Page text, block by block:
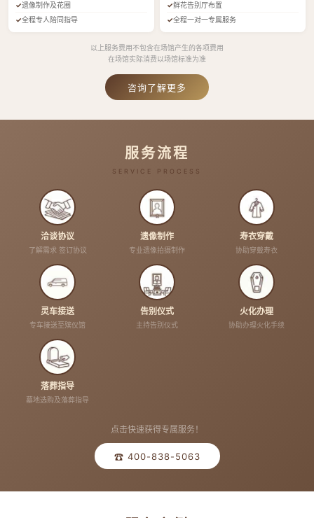
遗像制作及花圈
全程专人陪同指导
鲜花告别厅布置
全程一对一专属服务
以上服务费用不包含在场馆产生的各项费用
在场馆实际消费以场馆标准为准
咨询了解更多
服务流程
SERVICE PROCESS
洽谈协议
了解需求 签订协议
遗像制作
专业遗像拍摄制作
寿衣穿戴
协助穿戴寿衣
灵车接送
专车接送至殡仪馆
告别仪式
主持告别仪式
火化办理
协助办理火化手续
落葬指导
墓地选购及落葬指导
点击快速获得专属服务！
☎ 400-838-5063